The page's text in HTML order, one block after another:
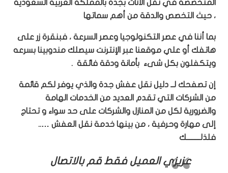
المتخصصة في نقل الأثاث بجدة بالمملكة العربية السعودية
، حيث التخصص والدقة من أهم سماتها
بما أننا في عصر التكنولوجيا وعصر السرعة ، فبنقرة زر على
هاتفك أو علي موقعنا عبر الإنترنت سيصلك مندوبينا بسرعه
ويتكفلون بكل شىء بأمانة ودقة فائقة .
إن تصفحك لــ دليل نقل عفش جدة والذي يوفر لكم قائمة
من الشركات التي تقدم العديد من الخدمات الهامة
والضرورية لكل من المنازل والشركات على حد سواء و تحتاج
إلى مهارة وحرفية ، من بينها خدمة نقل العفش …..
فلذلـــــــــك
عزيزي العميل فقط قم بالاتصال